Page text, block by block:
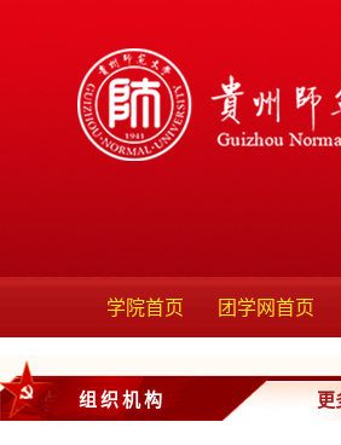
学院首页 团学网首页
组织机构 更